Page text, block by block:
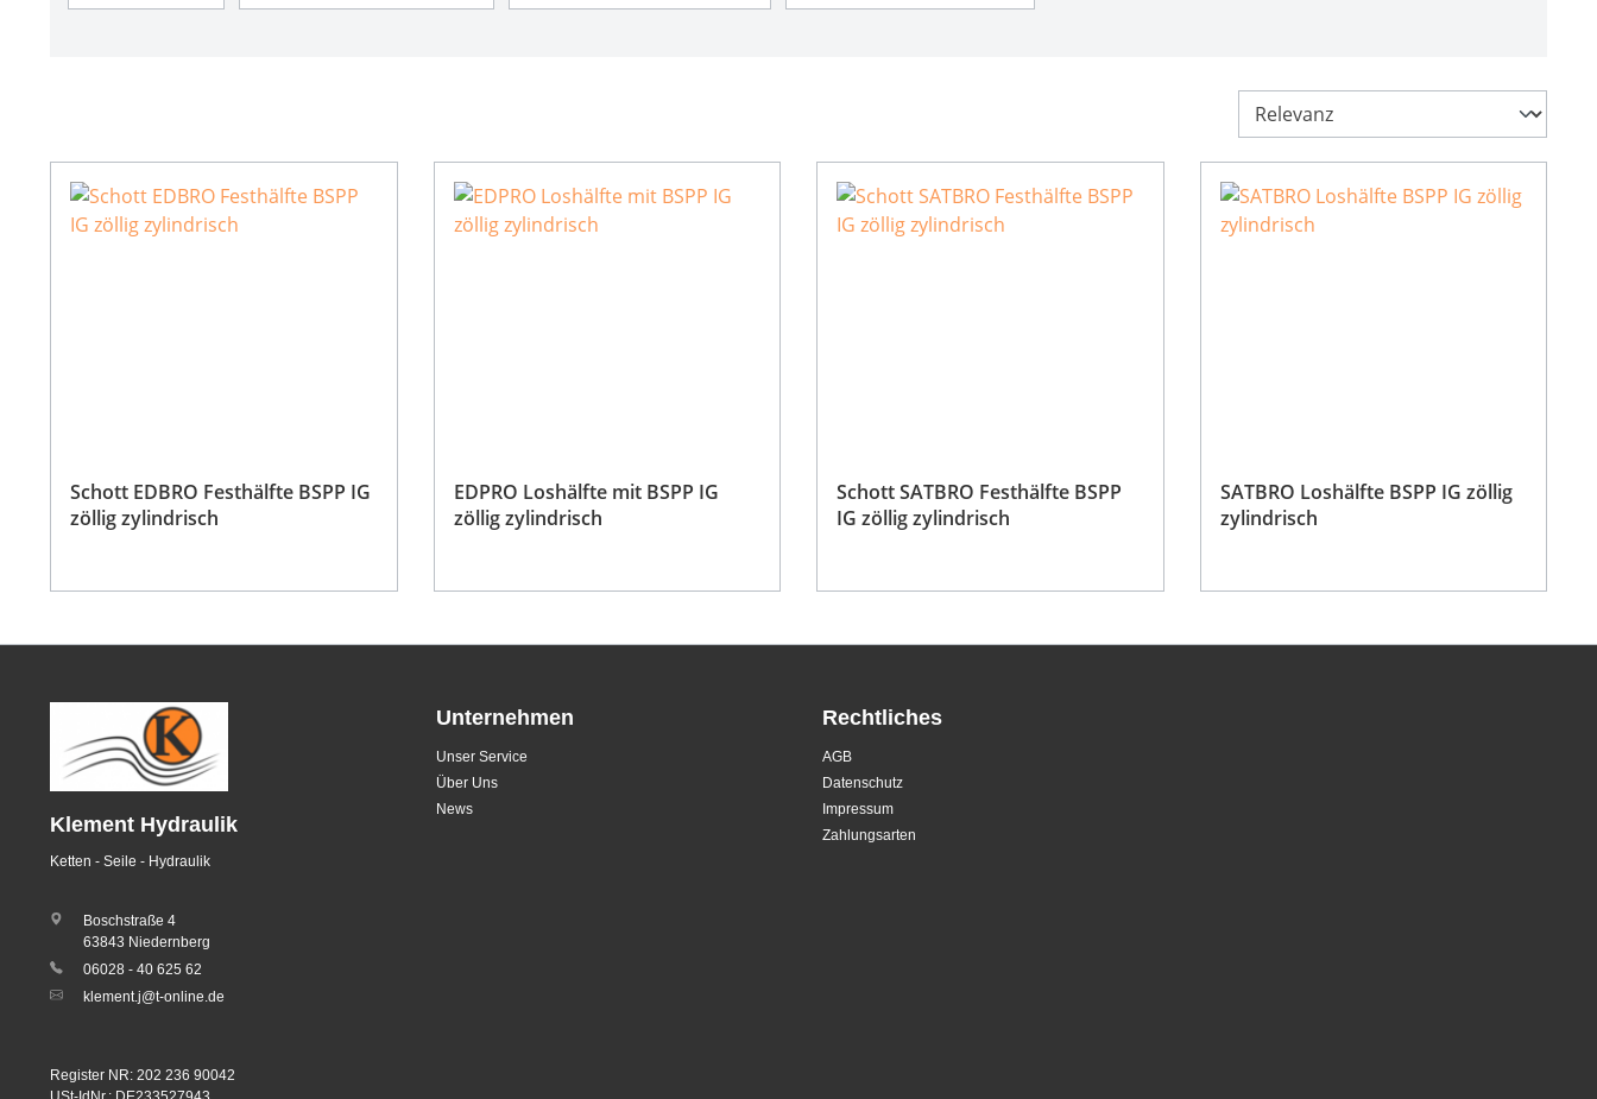
Schott EDBRO Festhälfte BSPP IG
zöllig zylindrisch
EDPRO Loshälfte mit BSPP IG
zöllig zylindrisch
Schott SATBRO Festhälfte BSPP
IG zöllig zylindrisch
SATBRO Loshälfte BSPP IG zöllig
zylindrisch
Klement Hydraulik
Ketten - Seile - Hydraulik
Boschstraße 4
63843 Niedernberg
06028 - 40 625 62
klement.j@t-online.de
Register NR: 202 236 90042
Unternehmen
Unser Service
Über Uns
News
Rechtliches
AGB
Datenschutz
Impressum
Zahlungsarten